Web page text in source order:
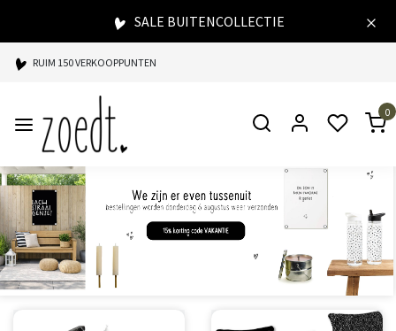
SALE BUITENCOLLECTIE
RUIM 150 VERKOOPPUNTEN
SPAARPUNTEN BIJ ELKE AANKOOP
SNELLE LEVERING
0